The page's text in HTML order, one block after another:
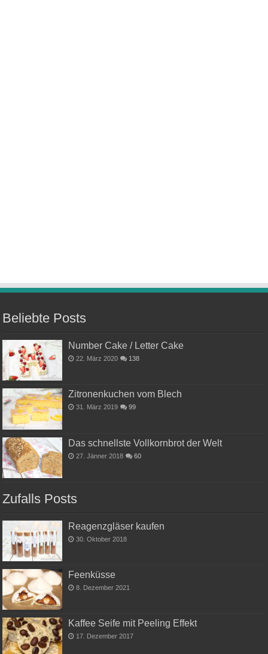
Beliebte Posts
Number Cake / Letter Cake
22. März 2020 138
Zitronenkuchen vom Blech
31. März 2019 99
Das schnellste Vollkornbrot der Welt
27. Jänner 2018 60
Zufalls Posts
Reagenzgläser kaufen
30. Oktober 2018
Feenküsse
8. Dezember 2021
Kaffee Seife mit Peeling Effekt
17. Dezember 2017